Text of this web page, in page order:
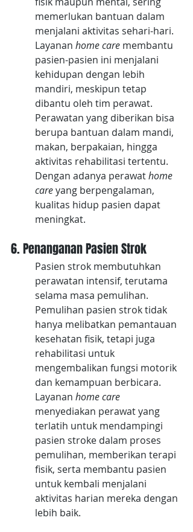
memerlukan bantuan dalam
menjalani aktivitas sehari-hari.
Layanan home care membantu
pasien-pasien ini menjalani
kehidupan dengan lebih
mandiri, meskipun tetap
dibantu oleh tim perawat.
Perawatan yang diberikan bisa
berupa bantuan dalam mandi,
makan, berpakaian, hingga
aktivitas rehabilitasi tertentu.
Dengan adanya perawat home
care yang berpengalaman,
kualitas hidup pasien dapat
meningkat.
6. Penanganan Pasien Strok
Pasien strok membutuhkan
perawatan intensif, terutama
selama masa pemulihan.
Pemulihan pasien strok tidak
hanya melibatkan pemantauan
kesehatan fisik, tetapi juga
rehabilitasi untuk
mengembalikan fungsi motorik
dan kemampuan berbicara.
Layanan home care
menyediakan perawat yang
terlatih untuk mendampingi
pasien stroke dalam proses
pemulihan, memberikan terapi
fisik, serta membantu pasien
untuk kembali menjalani
aktivitas harian mereka dengan
lebih baik.